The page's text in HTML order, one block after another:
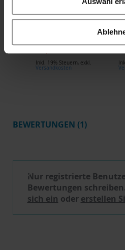
Kinderrucksack
Kühlf PFERD Sunny,
41,99 €
Inkl. 19% Steuern, exkl.
Versandkosten
BEWERTUNGEN 1
Nur registrierte
Bewertungen
sich ein oder erstellen